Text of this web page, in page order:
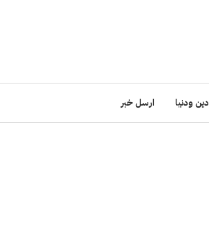
دين ودنيا ارسل خبر